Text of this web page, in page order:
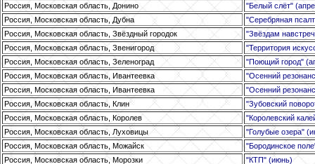
Россия, Московская область, Донино
"Белый слёт"
Россия, Московская область, Дубна
"Серебряная
Россия, Московская область, Звёздный городок
"Звёздам
Россия, Московская область, Звенигород
"Территория
Россия, Московская область, Зеленоград
"Поющий город"
Россия, Московская область, Ивантеевка
"Осенний
Россия, Московская область, Ивантеевка
"Осенний
Россия, Московская область, Клин
"Зубовский
Россия, Московская область, Королев
"Королевский
Россия, Московская область, Луховицы
"Голубые озера"
Россия, Московская область, Можайск
"Бородинское
Россия, Московская область, Морозки
"КТП" (июнь)